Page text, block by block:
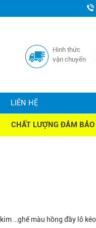
Hình thức
vận chuyển
LIÊN HỆ
CHẤT LƯỢNG ĐẢM
…ghế màu hồng đầy lô